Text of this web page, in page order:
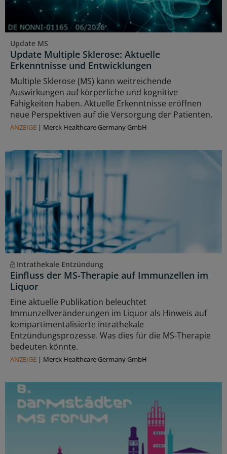
Update MS
Update Multiple Sklerose: Aktuelle
Erkenntnisse und Entwicklungen
Multiple Sklerose (MS) kann weitreichende
Auswirkungen auf körperliche und kognitive
Fähigkeiten haben. Aktuelle Erkenntnisse eröffnen
neue Perspektiven auf die Versorgung der Patienten.
ANZEIGE | Merck Healthcare Germany GmbH
Intrathekale Entzündung
Einfluss der MS-Therapie auf Immunzellen im
Liquor
Eine aktuelle Publikation beleuchtet
Immunzellveränderungen im Liquor als Hinweis auf
kompartimentalisierte intrathekale
Entzündungsprozesse. Was dies für die MS-Therapie
bedeuten könnte.
ANZEIGE | Merck Healthcare Germany GmbH